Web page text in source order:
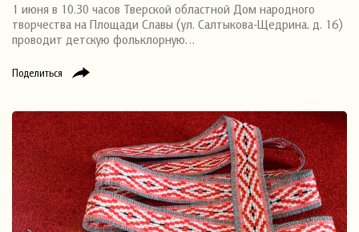
Поделиться
1 июня в 10.30 часов Тверской областной Дом народного
творчества на Площади Славы (ул. Салтыкова-Щедрина, д. 16)
проводит детскую фольклорную…